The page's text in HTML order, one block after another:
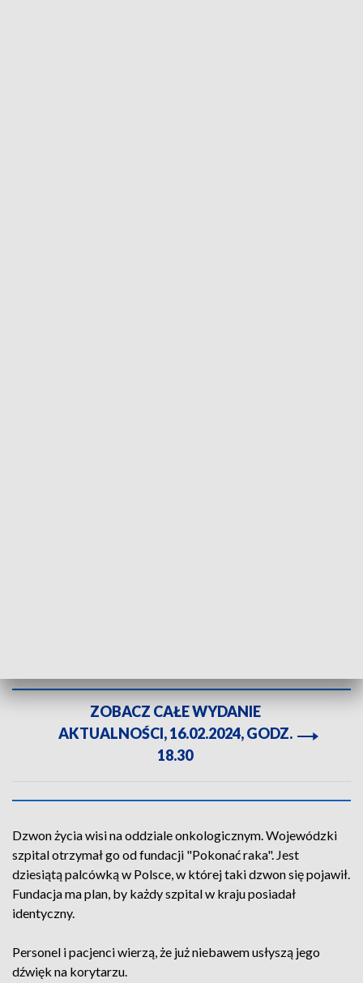
ZOBACZ CAŁE WYDANIE
AKTUALNOŚCI, 16.02.2024, GODZ.
18.30
Dzwon życia wisi na oddziale onkologicznym. Wojewódzki
szpital otrzymał go od fundacji "Pokonać raka". Jest
dziesiątą palcówką w Polsce, w której taki dzwon się pojawił.
Fundacja ma plan, by każdy szpital w kraju posiadał
identyczny.
Personel i pacjenci wierzą, że już niebawem usłyszą jego
dźwięk na korytarzu.